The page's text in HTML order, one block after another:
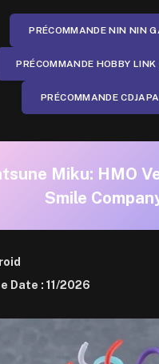
PRÉCOMMANDE NIN NIN
PRÉCOMMANDE HOBBY LINK
PRÉCOMMANDE
Miku: HMO
Smile
Date : 11/2026